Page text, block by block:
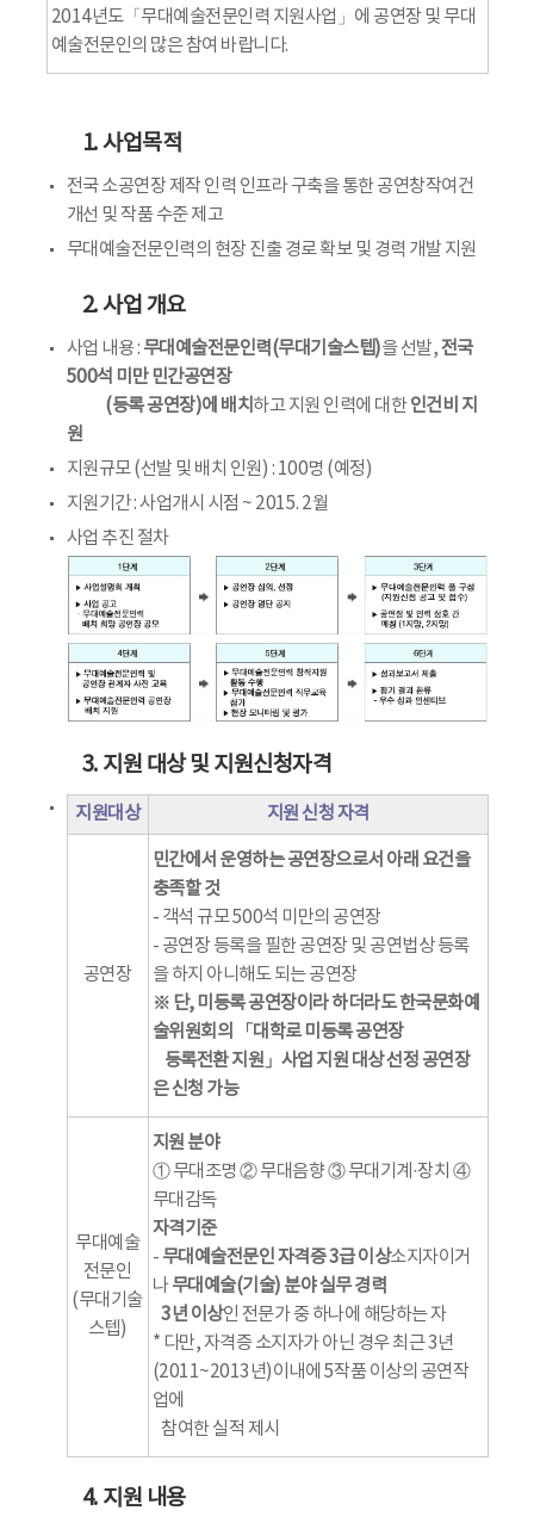
2014년도「무대예술전문인력 지원사업」에 공연장 및 무대
예술전문인의 많은 참여 바랍니다.
1. 사업목적
전국 소공연장 제작 인력 인프라 구축을 통한 공연창작여건
개선 및 작품 수준 제고
무대예술전문인력의 현장 진출 경로 확보 및 경력 개발 지원
2. 사업 개요
사업 내용 : 무대예술전문인력(무대기술스텝)을 선발,전국
500석 미만 민간공연장
(등록 공연장)에 배치 하고 지원 인력에 대한인건비 지
원
지원규모 (선발 및 배치 인원) : 100명 (예정)
지원기간 : 사업개시 시점 ~ 2015. 2월
사업 추진 절차
3. 지원 대상 및 지원신청자격
지원대상 지원 신청 자격
공연장
민간에서 운영하는 공연장으로서 아래 요건을
충족할 것
- 객석 규모 500석 미만의 공연장
- 공연장 등록을 필한 공연장 및 공연법상 등록
을 하지 아니해도 되는 공연장
※ 단, 미등록 공연장이라 하더라도 한국문화예
술위원회의 「대학로 미등록 공연장
등록전환 지원」사업 지원 대상 선정 공연장
은 신청 가능
무대예술
전문인
(무대기술
스텝)
지원 분야
① 무대조명 ② 무대음향 ③ 무대기계·장치 ④
무대감독
자격기준
- 무대예술전문인 자격증 3급 이상소지자이거
나무대예술(기술) 분야 실무 경력
3년 이상인 전문가 중 하나에 해당하는 자
* 다만, 자격증 소지자가 아닌 경우 최근 3년
(2011~2013년)이내에 5작품 이상의 공연작
업에
참여한 실적 제시
4. 지원 내용